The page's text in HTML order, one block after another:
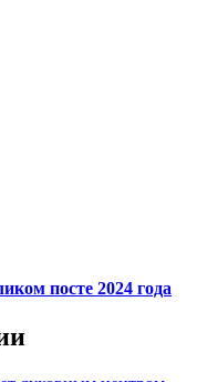
посте 2024 года